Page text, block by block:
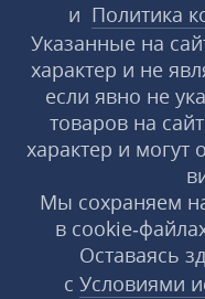
и Политика
Указанные на
характер и не
если явно не
товаров на
характер и могут
Мы сохраняем
в
Оставаясь
с Условиями